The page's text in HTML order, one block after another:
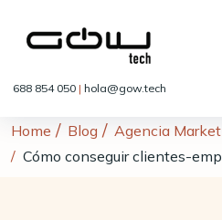
688 854 050 | hola@gow.tech
Home Blog
Agencia
Cómo conseguir clientes-